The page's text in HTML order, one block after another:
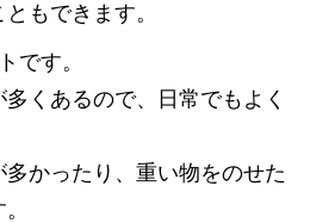
もできます。
です。
くあるので、日常でもよく
かったり、重い物をのせた